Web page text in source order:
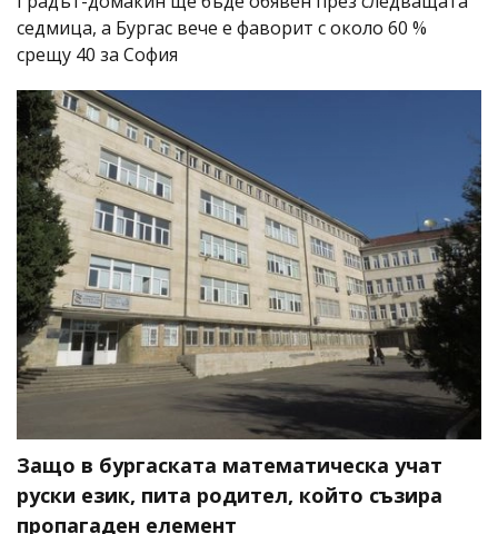
седмица, а Бургас вече е фаворит с около 60 %
срещу 40 за София
Защо в бургаската математическа учат
руски език, пита родител, който съзира
пропагаден елемент